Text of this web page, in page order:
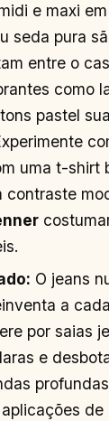
e maxi
seda pura
entre o
como
pastel
uma t-shirt
contraste
O jeans
a
por saias
e
de